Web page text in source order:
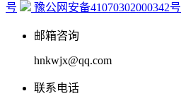
号
豫公网安备41070302000342号
邮箱咨询
hnkwjx@qq.com
联系电话